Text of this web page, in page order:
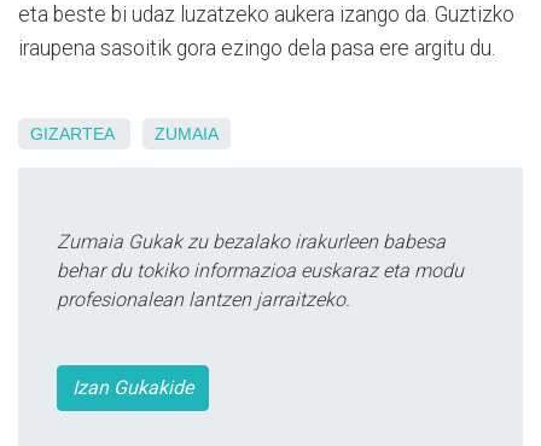
eta beste bi udaz luzatzeko aukera izango da. Guztizko
iraupena sasoitik gora ezingo dela pasa ere argitu du.
GIZARTEA ZUMAIA
Zumaia Gukak zu bezalako irakurleen babesa
behar du tokiko informazioa euskaraz eta modu
profesionalean lantzen jarraitzeko.
Izan Gukakide